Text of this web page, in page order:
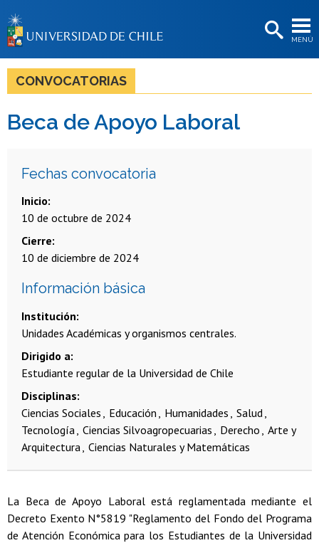
MENÚ
BIBLIOTECAS
LA UNIVERSIDAD
Estudiantes
Egresadas/os
CONVOCATORIAS
Beca de Apoyo Laboral
Fechas convocatoria
Inicio
10 de octubre de 2024
Cierre
10 de diciembre de 2024
Información básica
Institución
Unidades Académicas y organismos centrales.
Dirigido a
Estudiante regular de la Universidad de Chile
Disciplinas
Ciencias Sociales
Educación Humanidades Salud
Tecnología Ciencias Silvoagropecuarias Derecho Arte y
Arquitectura Ciencias Naturales y Matemáticas
La Beca de Apoyo Laboral está reglamentada mediante el
Decreto Exento N°5819 "Reglamento del Fondo del Programa
de Atención Económica para los Estudiantes de la Universidad